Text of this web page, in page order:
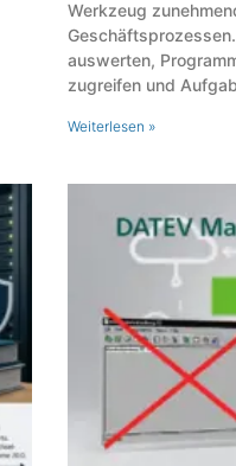
Werkzeug
auswerten,
zugreifen und
Weiterlesen »